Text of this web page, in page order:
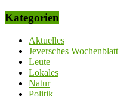
Kategorien
Aktuelles
Jeversches Wochenblatt
Leute
Lokales
Natur